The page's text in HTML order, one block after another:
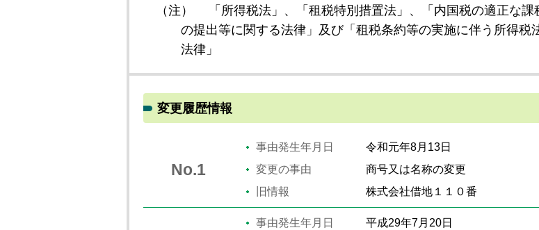
（注）
「所得税法」、「租税特別措置法」、「内国税の適正な
の提出等に関する法律」及び「租税条約等の実施に伴う所得税
法律」
変更履歴情報
No.1
事由発生年月日
令和元年8月13日
変更の事由
商号又は名称の変更
旧情報
株式会社借地１１０番
事由発生年月日
平成29年7月20日